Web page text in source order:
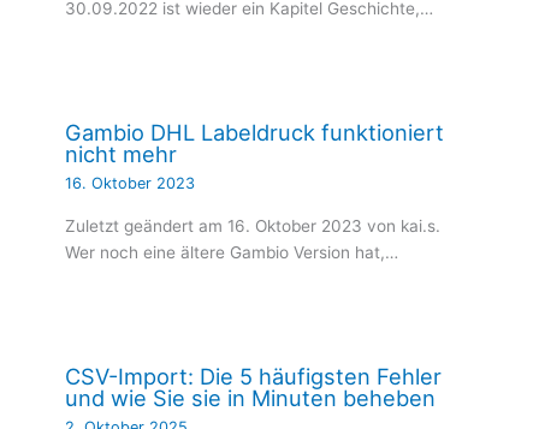
30.09.2022 ist wieder ein Kapitel Geschichte,…
Gambio DHL Labeldruck funktioniert
nicht mehr
16. Oktober 2023
Zuletzt geändert am 16. Oktober 2023 von kai.s.
Wer noch eine ältere Gambio Version hat,…
CSV-Import: Die 5 häufigsten Fehler
und wie Sie sie in Minuten beheben